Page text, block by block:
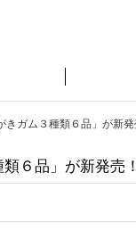
ガム３種類６品」が新発
６品」が新発売！